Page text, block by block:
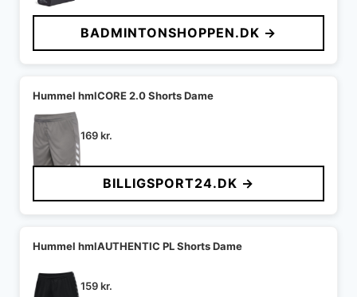
pris
var:
299 kr..
pris
er:
188 kr..
BADMINTONSHOPPEN.DK →
Hummel hmlCORE 2.0 Shorts Dame
169kr.
BILLIGSPORT24.DK →
Hummel hmlAUTHENTIC PL Shorts Dame
159kr.